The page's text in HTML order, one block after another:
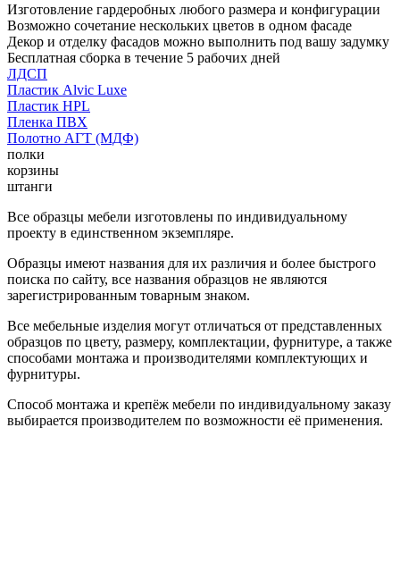
Изготовление гардеробных любого размера и конфигурации
Возможно сочетание нескольких цветов в одном фасаде
Декор и отделку фасадов можно выполнить под вашу задумку
Бесплатная сборка в течение 5 рабочих дней
ЛДСП
Пластик Alvic Luxe
Пластик HPL
Пленка ПВХ
Полотно АГТ (МДФ)
полки
корзины
штанги
Все образцы мебели изготовлены по индивидуальному
проекту в единственном экземпляре.
Образцы имеют названия для их различия и более быстрого
поиска по сайту, все названия образцов не являются
зарегистрированным товарным знаком.
Все мебельные изделия могут отличаться от представленных
образцов по цвету, размеру, комплектации, фурнитуре, а также
способами монтажа и производителями комплектующих и
фурнитуры.
Способ монтажа и крепёж мебели по индивидуальному заказу
выбирается производителем по возможности её применения.